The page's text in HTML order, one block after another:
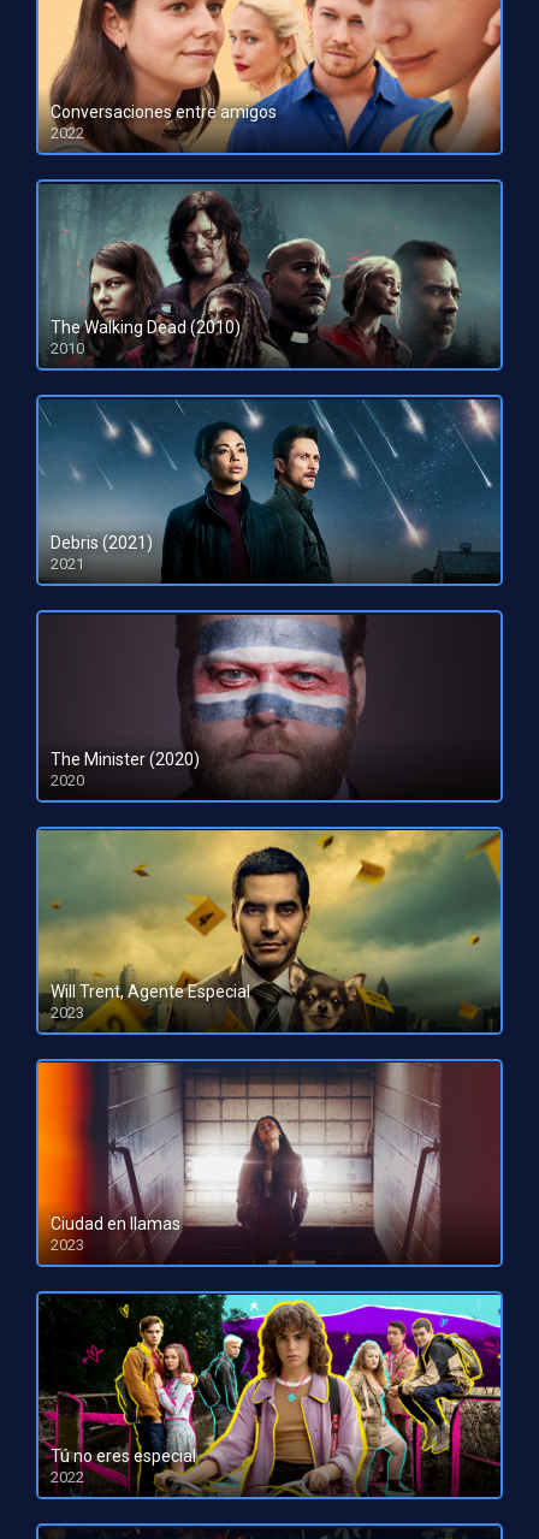
Conversaciones entre amigos
2022
HD 1080pHD 720p
The Walking Dead (2010)
2010
Debris (2021)
2021
The Minister (2020)
2020
Will Trent, Agente Especial
2023
HD 1080pHD 720p
Ciudad en llamas
2023
HD 1080pHD 720p
Tú no eres especial
2022
HD 1080pHD 720p